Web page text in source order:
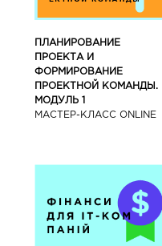
ПЛАНИРОВАНИЕ
ПРОЕКТА И
ФОРМИРОВАНИЕ
ПРОЕКТНОЙ КОМАНДЫ.
МОДУЛЬ 1
МАСТЕР-КЛАСС ONLINE